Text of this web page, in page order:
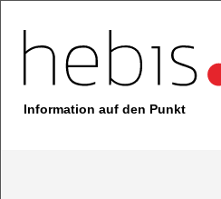
Information auf den Punkt